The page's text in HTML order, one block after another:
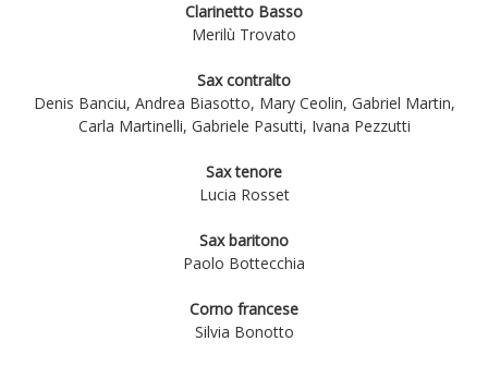
Clarinetto Basso
Merilù Trovato
Sax contralto
Denis Banciu, Andrea Biasotto, Mary Ceolin, Gabriel Martin,
Carla Martinelli, Gabriele Pasutti, Ivana Pezzutti
Sax tenore
Lucia Rosset
Sax baritono
Paolo Bottecchia
Corno francese
Silvia Bonotto